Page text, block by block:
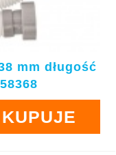
mm długość
KUPUJE